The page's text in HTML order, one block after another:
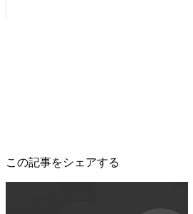
この記事をシェアする